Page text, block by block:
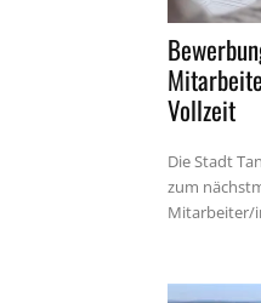
Vollzeit
Die Stadt
zum
Mitarbeiter/